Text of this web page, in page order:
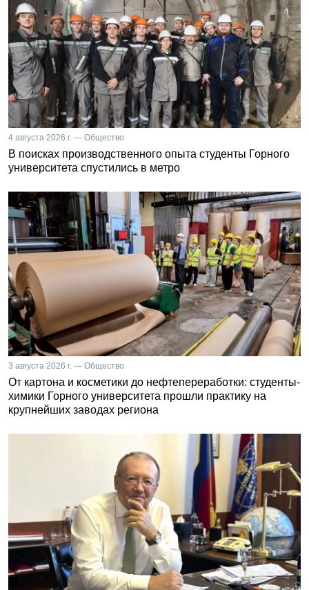
4 августа 2026 г. — Общество
В поисках производственного опыта студенты Горного
университета спустились в метро
3 августа 2026 г. — Общество
От картона и косметики до нефтепереработки: студенты-
химики Горного университета прошли практику на
крупнейших заводах региона